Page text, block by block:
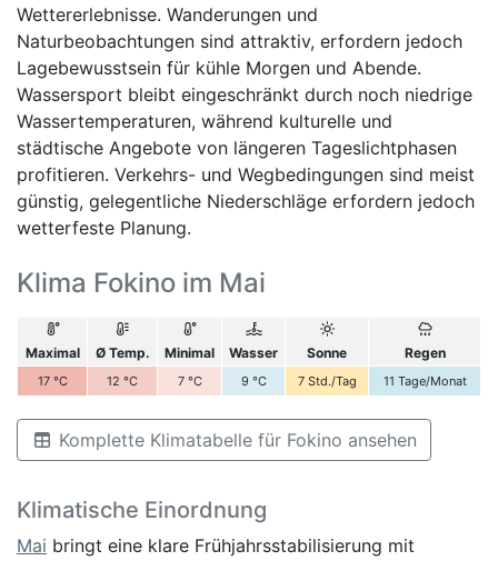
Wettererlebnisse. Wanderungen und
Naturbeobachtungen sind attraktiv, erfordern jedoch
Lagebewusstsein für kühle Morgen und Abende.
Wassersport bleibt eingeschränkt durch noch niedrige
Wassertemperaturen, während kulturelle und
städtische Angebote von längeren Tageslichtphasen
profitieren. Verkehrs- und Wegbedingungen sind meist
günstig, gelegentliche Niederschläge erfordern jedoch
wetterfeste Planung.
Klima Fokino im Mai
Maximal Ø Temp. Minimal Wasser Sonne Regen
17 °C 12 °C 7 °C 9 °C 7 Std./Tag 11 Tage/Monat
Komplette Klimatabelle für Fokino ansehen
Klimatische Einordnung
Mai bringt eine klare Frühjahrsstabilisierung mit